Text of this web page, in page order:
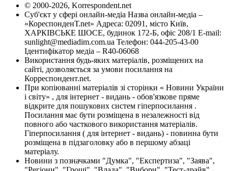
© 2000-2026, Korrespondent.net
Суб'єкт у сфері онлайн-медіа Назва онлайн-медіа –
«КореспонденТ.net» Адреса: 02091, місто Київ,
ХАРКІВСЬКЕ ШОСЕ, будинок 172-Б, офіс 208/1 E-mail:
sunlight@mediadim.com.ua Телефон: 044-205-43-00
Ідентифікатор медіа – R40-06068
Використання будь-яких матеріалів, розміщених на
сайті, дозволяється за умови посилання на
Корреспондент.net.
При копіюванні матеріалів зі сторінки « Новини України
і світу» , для інтернет - видань - обов'язкове пряме
відкрите для пошукових систем гіперпосилання .
Посилання має бути розміщена в незалежності від
повного або часткового використання матеріалів.
Гіперпосилання ( для інтернет - видань) - повинна бути
розміщена в підзаголовку або в першому абзаці
матеріалу.
Новини з позначками "Думка", "Експертиза", "Заява",